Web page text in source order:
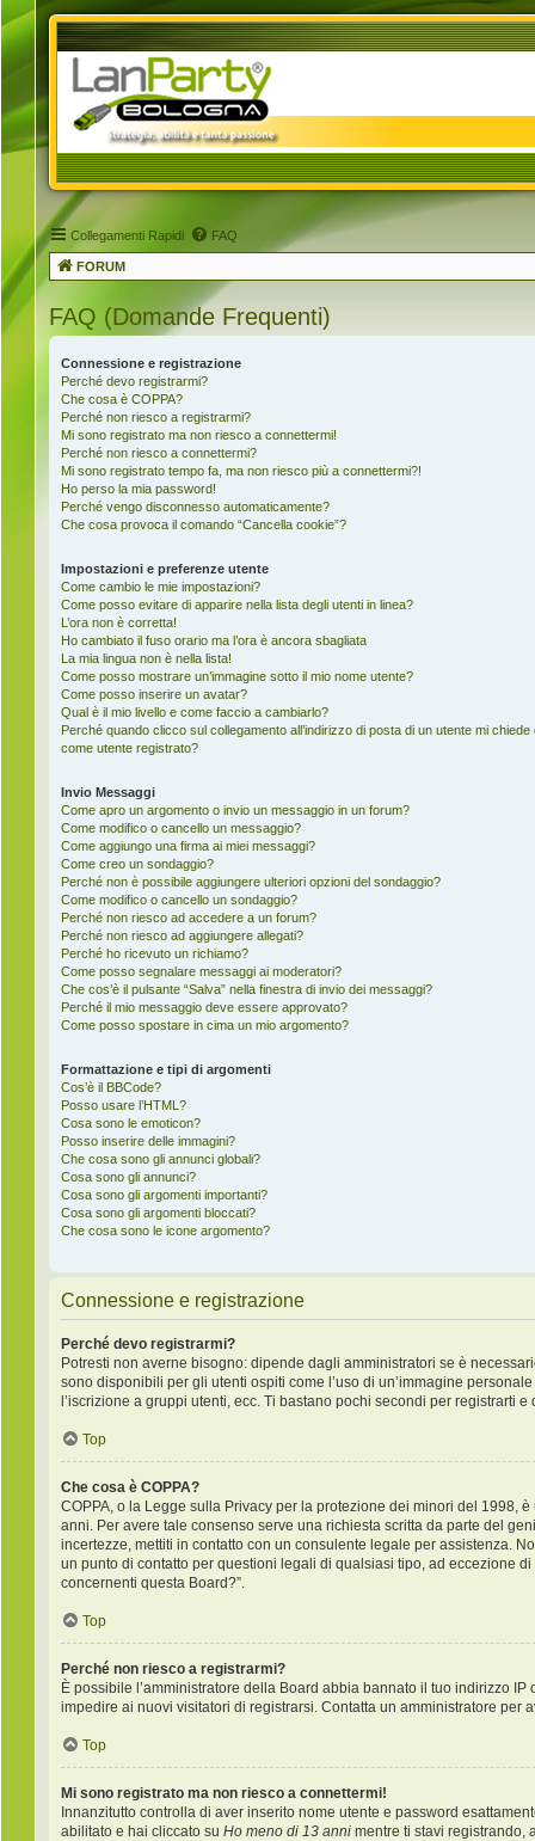
Collegamenti Rapidi FAQ
FORUM
FAQ (Domande Frequenti)
Connessione e registrazione
Perché devo registrarmi?
Che cosa è COPPA?
Perché non riesco a registrarmi?
Mi sono registrato ma non riesco a connettermi!
Perché non riesco a connettermi?
Mi sono registrato tempo fa, ma non riesco più a connettermi?!
Ho perso la mia password!
Perché vengo disconnesso automaticamente?
Che cosa provoca il comando “Cancella cookie”?
Impostazioni e preferenze utente
Come cambio le mie impostazioni?
Come posso evitare di apparire nella lista degli utenti in linea?
L’ora non è corretta!
Ho cambiato il fuso orario ma l’ora è ancora sbagliata
La mia lingua non è nella lista!
Come posso mostrare un’immagine sotto il mio nome utente?
Come posso inserire un avatar?
Qual è il mio livello e come faccio a cambiarlo?
Perché quando clicco sul collegamento all’indirizzo di posta di un utente mi
come utente registrato?
Invio Messaggi
Come apro un argomento o invio un messaggio in un forum?
Come modifico o cancello un messaggio?
Come aggiungo una firma ai miei messaggi?
Come creo un sondaggio?
Perché non è possibile aggiungere ulteriori opzioni del sondaggio?
Come modifico o cancello un sondaggio?
Perché non riesco ad accedere a un forum?
Perché non riesco ad aggiungere allegati?
Perché ho ricevuto un richiamo?
Come posso segnalare messaggi ai moderatori?
Che cos’è il pulsante “Salva” nella finestra di invio dei messaggi?
Perché il mio messaggio deve essere approvato?
Come posso spostare in cima un mio argomento?
Formattazione e tipi di argomenti
Cos’è il BBCode?
Posso usare l’HTML?
Cosa sono le emoticon?
Posso inserire delle immagini?
Che cosa sono gli annunci globali?
Cosa sono gli annunci?
Cosa sono gli argomenti importanti?
Cosa sono gli argomenti bloccati?
Che cosa sono le icone argomento?
Connessione e registrazione
Perché devo registrarmi?
Potresti non averne bisogno: dipende dagli amministratori se è
sono disponibili per gli utenti ospiti come l’uso di un’immagine
l’iscrizione a gruppi utenti, ecc. Ti bastano pochi secondi per registrarti
Top
Che cosa è COPPA?
COPPA, o la Legge sulla Privacy per la protezione dei minori del 1998,
anni. Per avere tale consenso serve una richiesta scritta da parte del
incertezze, mettiti in contatto con un consulente legale per assistenza.
un punto di contatto per questioni legali di qualsiasi tipo, ad eccezione
concernenti questa Board?”.
Top
Perché non riesco a registrarmi?
È possibile l’amministratore della Board abbia bannato il tuo indirizzo
impedire ai nuovi visitatori di registrarsi. Contatta un amministratore per
Top
Mi sono registrato ma non riesco a connettermi!
Innanzitutto controlla di aver inserito nome utente e password
abilitato e hai cliccato su Ho meno di 13 anni mentre ti stavi registrando,